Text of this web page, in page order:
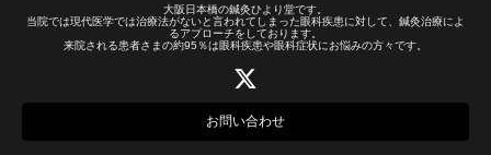
大阪日本橋の鍼灸ひより堂です。
当院では現代医学では治療法がないと言われてしまった眼科疾患に対して、鍼灸治療によ
るアプローチをしております。
来院される患者さまの約95％は眼科疾患や眼科症状にお悩みの方々です。
お問い合わせ